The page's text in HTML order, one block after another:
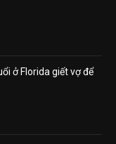
ở Florida giết vợ để